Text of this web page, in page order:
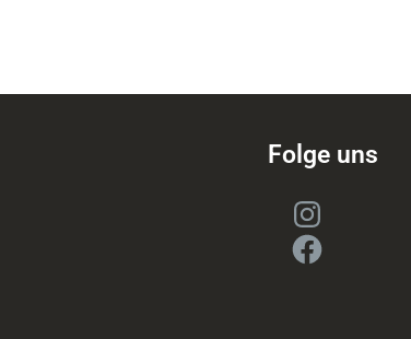
Folge uns
Instagram
Facebook